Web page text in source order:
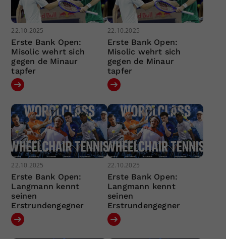
22.10.2025
Erste Bank Open:
Misolic wehrt sich
gegen de Minaur
tapfer
22.10.2025
Erste Bank Open:
Misolic wehrt sich
gegen de Minaur
tapfer
22.10.2025
Erste Bank Open:
Langmann kennt
seinen
Erstrundengegner
22.10.2025
Erste Bank Open:
Langmann kennt
seinen
Erstrundengegner